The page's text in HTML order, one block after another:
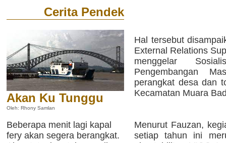
Cerita Pendek
Akan Ku Tunggu
Oleh: Rhony Samlan
Beberapa menit lagi kapal
fery akan segera berangkat.
Hal tersebut
External Relations
menggelar
Pengembangan
perangkat desa dan
Kecamatan Muara
Menurut Fauzan,
setiap tahun ini